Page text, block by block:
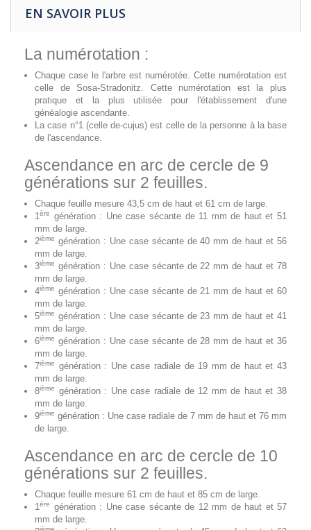
EN SAVOIR PLUS
La numérotation :
Chaque case le l'arbre est numérotée. Cette numérotation est
celle de Sosa-Stradonitz. Cette numérotation est la plus
pratique et la plus utilisée pour l'établissement d'une
généalogie ascendante.
La case n°1 (celle de-cujus) est celle de la personne à la base
de l'ascendance.
Ascendance en arc de cercle de 9
générations sur 2 feuilles.
Chaque feuille mesure 43,5 cm de haut et 61 cm de large.
1ère
génération : Une case sécante de 11 mm de haut et 51
mm de large.
2ième génération : Une case sécante de 40 mm de haut et 56
mm de large.
3ième génération : Une case sécante de 22 mm de haut et 78
mm de large.
4ième génération : Une case sécante de 21 mm de haut et 60
mm de large.
5ième génération : Une case sécante de 23 mm de haut et 41
mm de large.
6ième génération : Une case sécante de 28 mm de haut et 36
mm de large.
7ième
génération : Une case radiale de 19 mm de haut et 43
mm de large.
8ième
génération : Une case radiale de 12 mm de haut et 38
mm de large.
9ième génération : Une case radiale de 7 mm de haut et 76 mm
de large.
Ascendance en arc de cercle de 10
générations sur 2 feuilles.
Chaque feuille mesure 61 cm de haut et 85 cm de large.
1ère
génération : Une case sécante de 12 mm de haut et 57
mm de large.